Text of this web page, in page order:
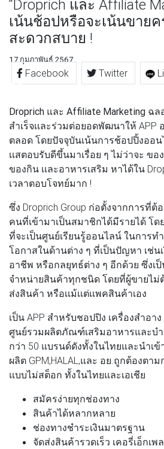
“Droprich และ Affiliate
เน้นช้อปหรือจะเน้นขาย
สะดวกสบาย !
17 กุมภาพันธ์ 2567
Facebook Twitter
Droprich และ Affiliate Marketing ฉ
สำเร็จเเละร่วมต่อยอดพัฒนาให้
ตลอด โดยปัจจุบันเน้นการช้อปปิ้งออ
เเสตอบรับดีขึ้นมาเรื่อย ๆ ไม่ว่าจะ ขอ
ของกิน เเละอาหารเสริม หาได้ใน
เวลาตอบโจทย์มาก !
ซึ่ง Droprich Group ก่อตั้งจากการที่ต้
คนที่เข้ามาเป็นสมาชิกได้มีรายได้ โด
ที่จะเป็นศูนย์เรียนรู้ออนไลน์ ในการท
โอกาสในด้านต่าง ๆ ที่เป็นปัญหา เช่น
อาชีพ หรือกลยุทธ์ต่าง ๆ อีกด้วย ซึ่งเ
จำหน่ายสินค้าทุกชนิด โดยที่ผู้ขายไม่ต้
ส่งสินค้า หรือเเม้เเต่เเพคสินค้าเอง
เป็น APP สำหรับชอปปิง เครื่องสำอา
ศูนย์รวมผลิตภัณฑ์เสริมอาหารและบ
กว่า 50 แบรนด์ดังทั้งในไทยและนำเ
ผลิต GPM,HALAL,และ อย.ถูกต้องต
แบบไม่สต็อก ทั้งในไทยและเอเชีย
สมัครง่ายทุกช่องทาง
สินค้าได้หลากหลาย
ช่องทางชำระเงินมาตรฐาน
จัดส่งสินค้ารวดเร็ว เคอรี่เอ็กเพ